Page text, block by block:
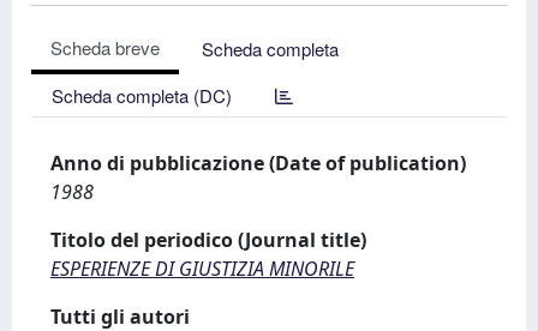
Scheda breve
Scheda completa
Scheda completa (DC)
Anno di pubblicazione (Date of publication)
1988
Titolo del periodico (Journal title)
ESPERIENZE DI GIUSTIZIA MINORILE
Tutti gli autori